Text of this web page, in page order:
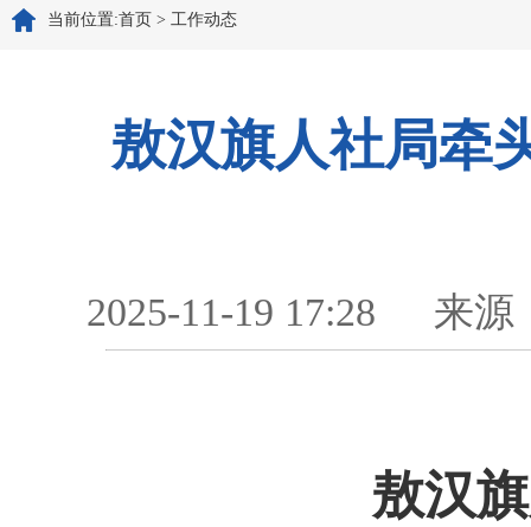
当前位置:首页 > 工作动态
敖汉旗人社局牵
2025-11-19 17:28 来源
敖汉